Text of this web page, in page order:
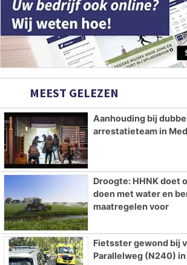
MEEST GELEZEN
Aanhouding bij
arrestatieteam in
Droogte: HHNK doet
doen met water en
maatregelen voor
Fietsster gewond bij
Parallelweg (N240)